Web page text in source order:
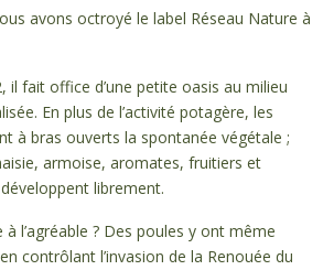
avons octroyé le label Réseau Nature à
il fait office d’une petite oasis au milieu
En plus de l’activité potagère, les
à bras ouverts la spontanée végétale ;
armoise, aromates, fruitiers et
librement.
l’agréable ? Des poules y ont même
contrôlant l’invasion de la Renouée du